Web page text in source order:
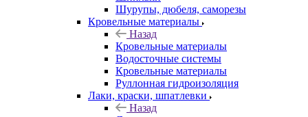
Шурупы, дюбеля, саморезы
Кровельные материалы
Назад
Кровельные материалы
Водосточные системы
Кровельные материалы
Руллонная гидроизоляция
Лаки, краски, шпатлевки
Назад